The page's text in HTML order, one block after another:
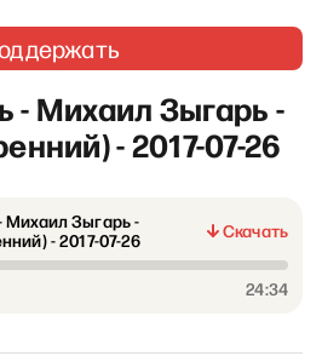
- Михаил Зыгарь -
- 2017-07-26
Михаил Зыгарь -
- 2017-07-26
Скачать
24:34